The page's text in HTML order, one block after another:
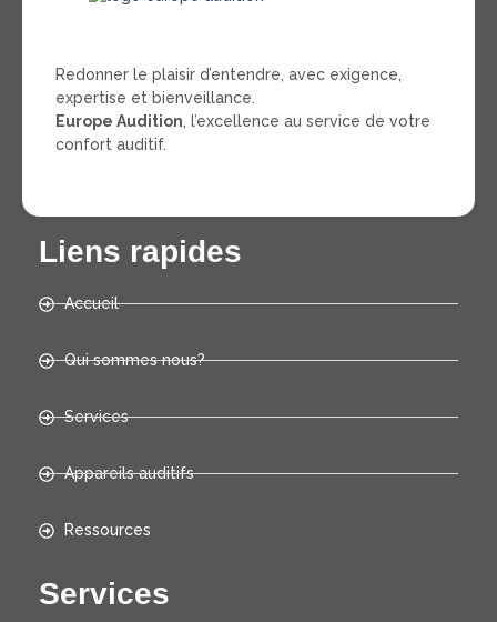
Redonner le plaisir d’entendre, avec exigence,
expertise et bienveillance.
Europe Audition, l’excellence au service de votre
confort auditif.
Liens rapides
Accueil
Qui sommes nous?
Services
Appareils auditifs
Ressources
Services